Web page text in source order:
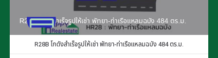
R28B โกดังสำเร็จรูปให้เช่า พัทยา-ท่าเรือแหลมฉบัง 484 ตร.ม.
R28B โกดังสำเร็จรูปให้เช่า พัทยา-ท่าเรือแหลมฉบัง 484 ตร.ม.